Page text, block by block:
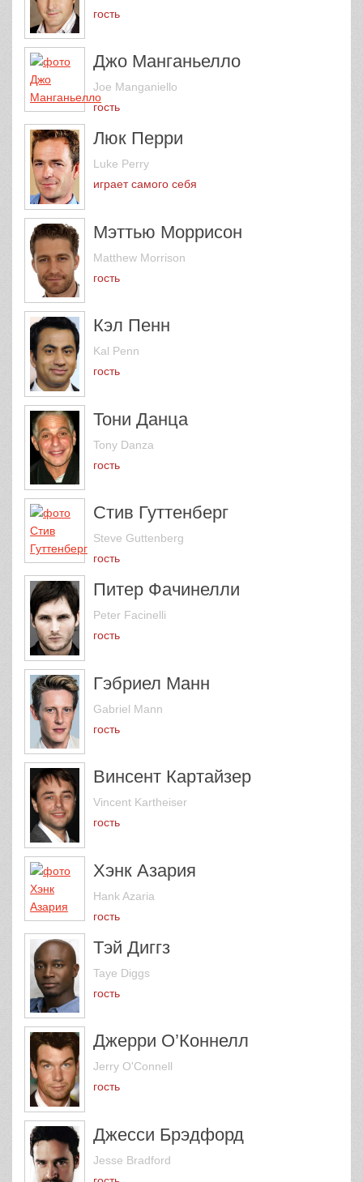
гость
Джо Манганьелло
Joe Manganiello
гость
Люк Перри
Luke Perry
играет самого себя
Мэттью Моррисон
Matthew Morrison
гость
Кэл Пенн
Kal Penn
гость
Тони Данца
Tony Danza
гость
Стив Гуттенберг
Steve Guttenberg
гость
Питер Фачинелли
Peter Facinelli
гость
Гэбриел Манн
Gabriel Mann
гость
Винсент Картайзер
Vincent Kartheiser
гость
Хэнк Азария
Hank Azaria
гость
Тэй Диггз
Taye Diggs
гость
Джерри О’Коннелл
Jerry O'Connell
гость
Джесси Брэдфорд
Jesse Bradford